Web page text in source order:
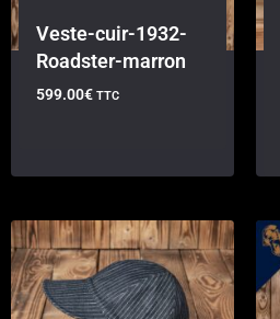
Veste-cuir-1932-
Roadster-marron
599.00€ TTC